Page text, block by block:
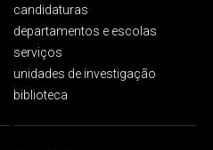
candidaturas
departamentos e escolas
serviços
unidades de investigação
biblioteca